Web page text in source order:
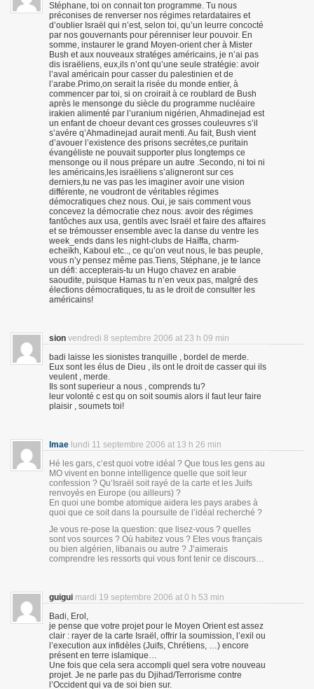
Stéphane, toi on connait ton programme. Tu nous
préconises de renverser nos régimes retardataires et
d’oublier Israël qui n’est, selon toi, qu’un leurre concocté
par nos gouvernants pour pérenniser leur pouvoir. En
somme, instaurer le grand Moyen-orient cher à Mister
Bush et aux nouveaux stratéges américains, je n’ai pas
dis israëliens, eux,ils n’ont qu’une seule stratégie: avoir
l’aval américain pour casser du palestinien et de
l’arabe.Primo,on serait la risée du monde entier, à
commencer par toi, si on croirait à ce roublard de Bush
après le mensonge du siècle du programme nucléaire
irakien alimenté par l’uranium nigérien, Ahmadinejad est
un enfant de choeur devant ces grosses couleuvres s’il
s’avére q’Ahmadinejad aurait menti. Au fait, Bush vient
d’avouer l’existence des prisons secrétes,ce puritain
évangéliste ne pouvait supporter plus longtemps ce
mensonge ou il nous prépare un autre .Secondo, ni toi ni
les américains,les israëliens s’aligneront sur ces
derniers,tu ne vas pas les imaginer avoir une vision
différente, ne voudront de véritables régimes
démocratiques chez nous. Oui, je sais comment vous
concevez la démocratie chez nous: avoir des régimes
fantôches aux usa, gentils avec Israël et faire des affaires
et se trémousser ensemble avec la danse du ventre les
week_ends dans les night-clubs de Haïffa, charm-
echeïkh, Kaboul etc.., ce qu’on veut nous, le bas peuple,
vous n’y pensez même pas.Tiens, Stéphane, je te lance
un défi: accepterais-tu un Hugo chavez en arabie
saoudite, puisque Hamas tu n’en veux pas, malgré des
élections démocratiques, tu as le droit de consulter les
américains!
sion vendredi 8 septembre 2006 at 23 h 09 min
badi laisse les sionistes tranquille , bordel de merde.
Eux sont les élus de Dieu , ils ont le droit de casser qui ils
veulent , merde.
Ils sont superieur a nous , comprends tu?
leur volonté c est qu on soit soumis alors il faut leur faire
plaisir , soumets toi!
lmae lundi 11 septembre 2006 at 13 h 26 min
Hé les gars, c’est quoi votre idéal ? Que tous les gens au
MO vivent en bonne intelligence quelle que soit leur
confession ? Qu’Israël soit rayé de la carte et les Juifs
renvoyés en Europe (ou ailleurs) ?
En quoi une bombe atomique aidera les pays arabes à
quoi que ce soit dans la poursuite de l’idéal recherché ?
Je vous re-pose la question: que lisez-vous ? quelles
sont vos sources ? Où habitez vous ? Etes vous français
ou bien algérien, libanais ou autre ? J’aimerais
comprendre les ressorts qui vous font tenir ce discours…
guigui mardi 19 septembre 2006 at 0 h 53 min
Badi, Erol,
je pense que votre projet pour le Moyen Orient est assez
clair : rayer de la carte Israël, offrir la soumission, l’exil ou
l’execution aux infidèles (Juifs, Chrétiens, …) encore
présent en terre islamique…
Une fois que cela sera accompli quel sera votre nouveau
projet. Je ne parle pas du Djihad/Terrorisme contre
l’Occident qui va de soi bien sur.